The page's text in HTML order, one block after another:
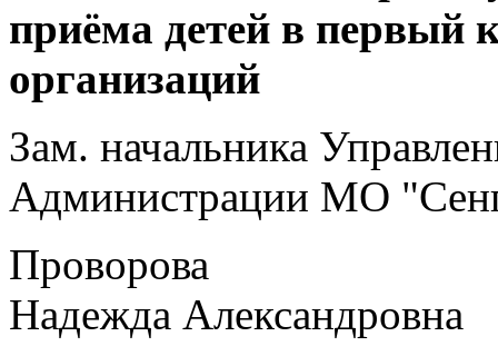
приёма детей в первый
организаций
Зам. начальника
Администрации МО
Проворова
Надежда Александровна